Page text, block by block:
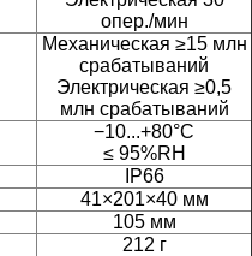
опер./мин
Механическая ≥15 млн
срабатываний
Электрическая ≥0,5
млн срабатываний
−10...+80°C
≤ 95%RH
IP66
41×201×40 мм
105 мм
212 г